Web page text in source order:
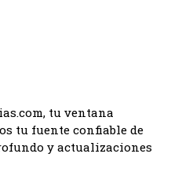
tu ventana
tu fuente confiable de
y actualizaciones